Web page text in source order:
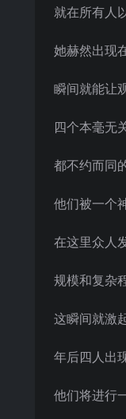
就在所有人
她赫然出现
瞬间就能让
四个本毫无
都不约而同
他们被一个
在这里众人
规模和复杂
这瞬间就激
年后四人出
他们将进行